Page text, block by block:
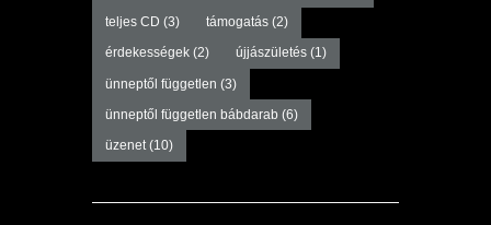
teljes CD (3) támogatás(2)
érdekességek(2) újjászületés(1)
ünneptől független (3)
ünneptől független bábdarab (6)
üzenet(10)